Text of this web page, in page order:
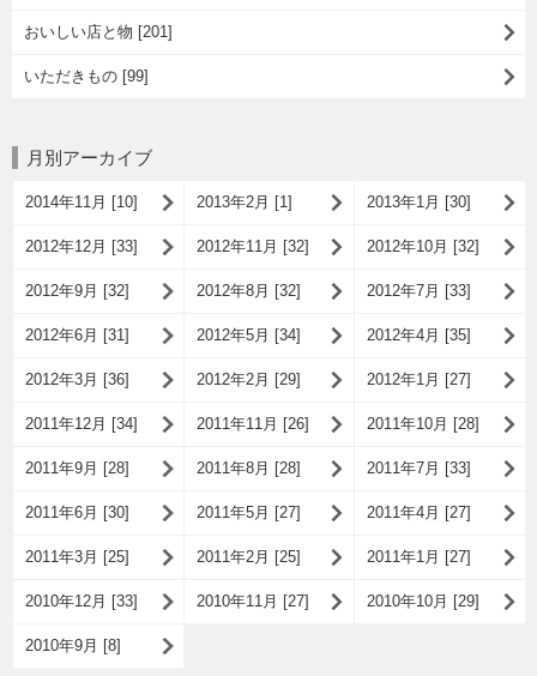
おいしい店と物 [201]
いただきもの [99]
月別アーカイブ
2014年11月 [10] 2013年2月 [1] 2013年1月 [30]
2012年12月 [33] 2012年11月 [32] 2012年10月 [32]
2012年9月 [32] 2012年8月 [32] 2012年7月 [33]
2012年6月 [31] 2012年5月 [34] 2012年4月 [35]
2012年3月 [36] 2012年2月 [29] 2012年1月 [27]
2011年12月 [34] 2011年11月 [26] 2011年10月 [28]
2011年9月 [28] 2011年8月 [28] 2011年7月 [33]
2011年6月 [30] 2011年5月 [27] 2011年4月 [27]
2011年3月 [25] 2011年2月 [25] 2011年1月 [27]
2010年12月 [33] 2010年11月 [27] 2010年10月 [29]
2010年9月 [8]